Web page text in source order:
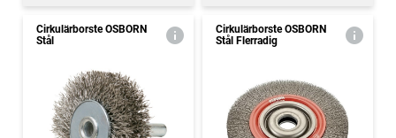
Cirkulärborste OSBORN
Stål
Cirkulärborste OSBORN
Stål Flerradig